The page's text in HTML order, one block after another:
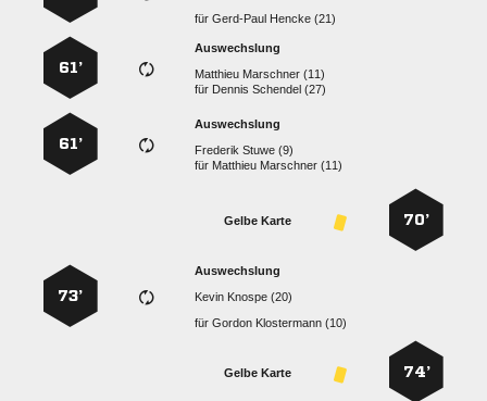
für  
Auswechslung
  
für   
61’
Auswechslung
  
für   
61’
70’
Gelbe Karte
Auswechslung
  
für  
73’
74’
Gelbe Karte